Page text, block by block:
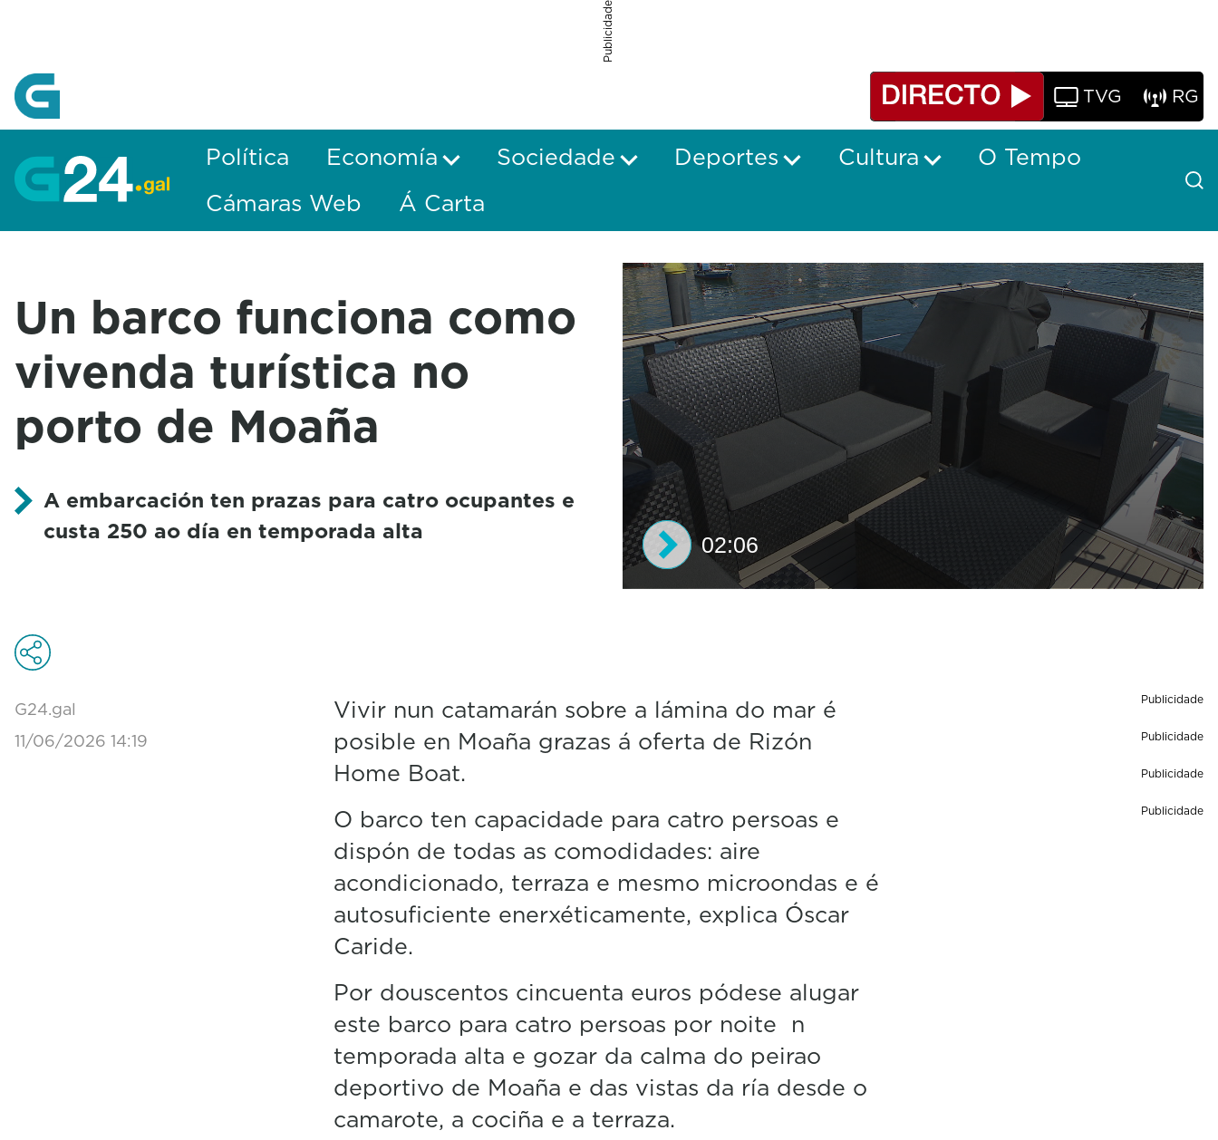
Publicidade
TVG RG
Política Economía Sociedade Deportes Cultura
O Tempo
Cámaras Web
Á Carta
Un barco funciona como
vivenda turística no
porto de Moaña
A embarcación ten prazas para catro ocupantes e
custa 250 ao día en temporada alta
s
o
f
n
t
s
6
o
d
V
l
u
m
02:06
G24.gal
11/06/2026 14:19
Vivir nun catamarán sobre a lámina do mar é
posible en Moaña grazas á oferta de Rizón
Home Boat.
O barco ten capacidade para catro persoas e
dispón de todas as comodidades: aire
acondicionado, terraza e mesmo microondas e é
autosuficiente enerxéticamente, explica Óscar
Caride.
Por douscentos cincuenta euros pódese alugar
este barco para catro persoas por noite n
temporada alta e gozar da calma do peirao
deportivo de Moaña e das vistas da ría desde o
camarote, a cociña e a terraza.
Publicidade
Publicidade
Publicidade
Publicidade